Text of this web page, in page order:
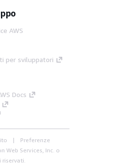
AWS
per sviluppatori
Docs
Preferenze
Web Services, Inc. o